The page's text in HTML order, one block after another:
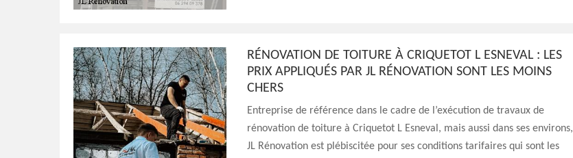
RÉNOVATION DE TOITURE À CRIQUETOT L ESNEVAL : LES
PRIX APPLIQUÉS PAR JL RÉNOVATION SONT LES MOINS
CHERS
Entreprise de référence dans le cadre de l’exécution de travaux de
rénovation de toiture à Criquetot L Esneval, mais aussi dans ses environs,
JL Rénovation est plébiscitée pour ses conditions tarifaires qui sont les